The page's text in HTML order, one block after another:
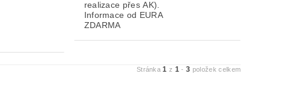
realizace přes AK).
Informace od EURA
ZDARMA
Stránka1 z 1 -3 položek celkem